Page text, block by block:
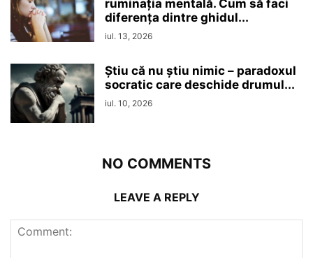
ruminaţia mentală. Cum să faci
diferența dintre ghidul...
iul. 13, 2026
Ştiu că nu ştiu nimic – paradoxul
socratic care deschide drumul...
iul. 10, 2026
NO COMMENTS
LEAVE A REPLY